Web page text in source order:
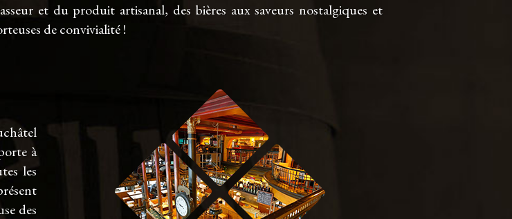
et du produit artisanal, des bières aux saveurs nostalgiques et
de convivialité !
à
les
des